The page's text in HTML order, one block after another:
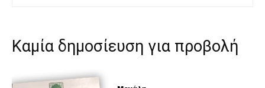
Καμία δημοσίευση για προβολή